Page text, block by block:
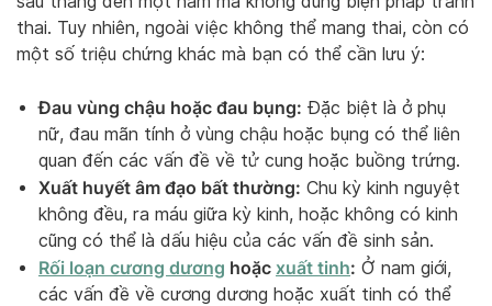
thai. Tuy nhiên, ngoài việc không thể mang thai, còn có
một số triệu chứng khác mà bạn có thể cần lưu ý:
Đau vùng chậu hoặc đau bụng: Đặc biệt là ở phụ
nữ, đau mãn tính ở vùng chậu hoặc bụng có thể liên
quan đến các vấn đề về tử cung hoặc buồng trứng.
Xuất huyết âm đạo bất thường: Chu kỳ kinh nguyệt
không đều, ra máu giữa kỳ kinh, hoặc không có kinh
cũng có thể là dấu hiệu của các vấn đề sinh sản.
Rối loạn cương dương hoặc xuất tinh: Ở nam giới,
các vấn đề về cương dương hoặc xuất tinh có thể